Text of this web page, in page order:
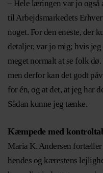
– Hele læringen var jo
til Arbejdsmarkedets
noget. For den eneste, der
detaljer, var jo mig; hvis jeg
meget normalt at se folk
men derfor kan det godt
for én, og at det, at jeg har
Sådan kunne jeg tænke.
Kæmpede med
Maria K. Andersen
hendes og kærestens